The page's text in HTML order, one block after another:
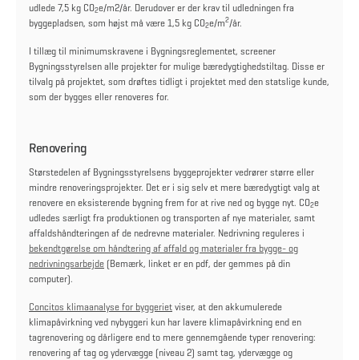
udlede 7,5 kg CO2e/m2/år. Derudover er der krav til udledningen fra
byggepladsen, som højst må være 1,5 kg CO2e/m2/år.
I tillæg til minimumskravene i Bygningsreglementet, screener
Bygningsstyrelsen alle projekter for mulige bæredygtighedstiltag. Disse er
tilvalg på projektet, som drøftes tidligt i projektet med den statslige kunde,
som der bygges eller renoveres for.
Renovering
Størstedelen af Bygningsstyrelsens byggeprojekter vedrører større eller
mindre renoveringsprojekter. Det er i sig selv et mere bæredygtigt valg at
renovere en eksisterende bygning frem for at rive ned og bygge nyt. CO2e
udledes særligt fra produktionen og transporten af nye materialer, samt
affaldshåndteringen af de nedrevne materialer. Nedrivning reguleres i
bekendtgørelse om håndtering af affald og materialer fra bygge- og
nedrivningsarbejde (Bemærk, linket er en pdf, der gemmes på din
computer).
Concitos klimaanalyse for byggerietviser, at den akkumulerede
klimapåvirkning ved nybyggeri kun har lavere klimapåvirkning end en
tagrenovering og dårligere end to mere gennemgående typer renovering:
renovering af tag og ydervægge (niveau 2) samt tag, ydervægge og